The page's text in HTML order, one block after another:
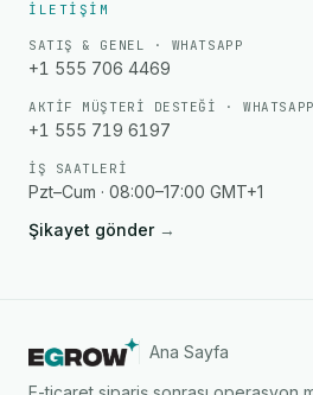
İLETIŞIM
SATIŞ & GENEL · WHATSAPP
+1 555 706 4469
AKTIF MÜŞTERI DESTEĞI · WHATSAPP
+1 555 719 6197
İŞ SAATLERI
Pzt–Cum · 08:00–17:00 GMT+1
Şikayet gönder →
Ana Sayfa